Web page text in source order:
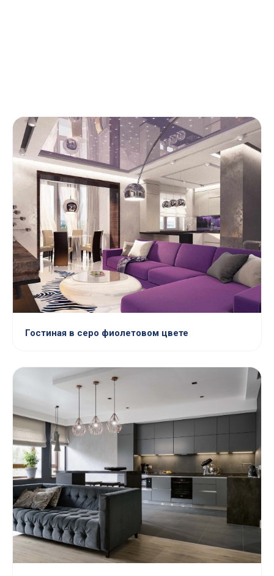
Гостиная в серо фиолетовом цвете